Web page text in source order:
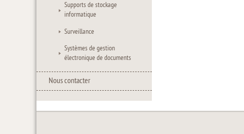
Supports de stockage
informatique
Surveillance
Systèmes de gestion
électronique de documents
Nous contacter